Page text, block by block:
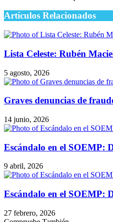
Artículos Relacionados
Lista Celeste: Rubén
5 agosto, 2026
Graves denuncias de
14 junio, 2026
Escándalo en el SOEMP:
9 abril, 2026
Escándalo en el SOEMP:
27 febrero, 2026